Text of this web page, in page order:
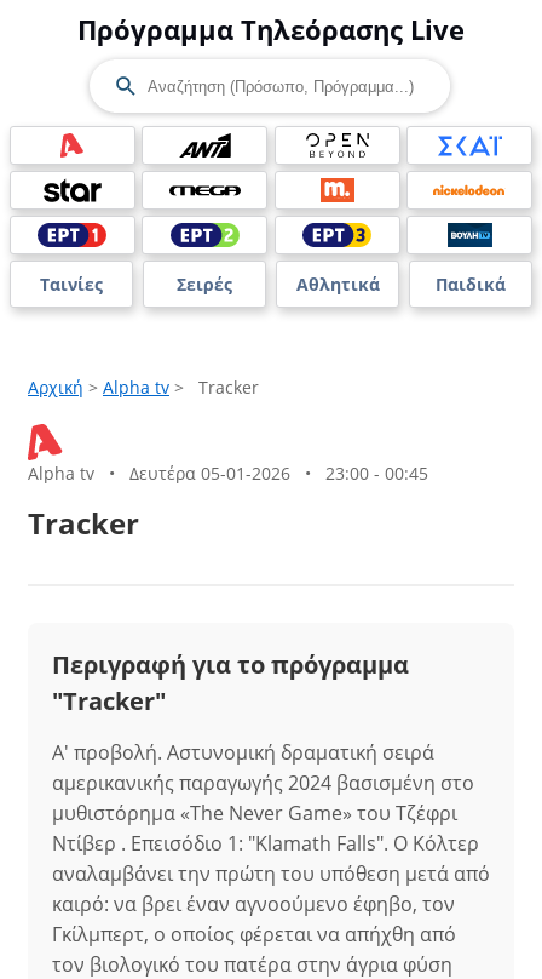
Πρόγραμμα Τηλεόρασης Live
Ταινίες Σειρές Αθλητικά Παιδικά
Αρχική > Alpha tv > Tracker
Alpha tv • Δευτέρα 05-01-2026 • 23:00 - 00:45
Tracker
Περιγραφή για το πρόγραμμα
"Tracker"
Α' προβολή. Αστυνομική δραματική σειρά
αμερικανικής παραγωγής 2024 βασισμένη στο
μυθιστόρημα «The Never Game» του Τζέφρι
Ντίβερ . Επεισόδιο 1: "Klamath Falls". Ο Κόλτερ
αναλαμβάνει την πρώτη του υπόθεση μετά από
καιρό: να βρει έναν αγνοούμενο έφηβο, τον
Γκίλμπερτ, ο οποίος φέρεται να απήχθη από
τον βιολογικό του πατέρα στην άγρια φύση